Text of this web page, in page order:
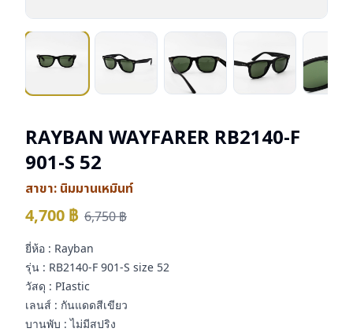
RAYBAN WAYFARER RB2140-F
901-S 52
สาขา: นิมมานเหมินท์
4,700 ฿ 6,750฿
ยี่ห้อ : Rayban
รุ่น : RB2140-F 901-S size 52
วัสดุ : PIastic
เลนส์ : กันแดดสีเขียว
บานพับ : ไม่มีสปริง